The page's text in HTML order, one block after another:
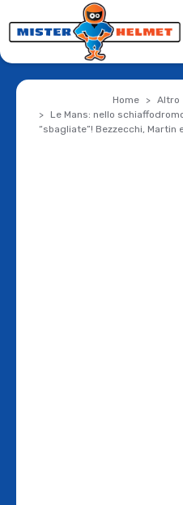
Home Altro
Le Mans: nello
“sbagliate”! Bezzecchi, Martin